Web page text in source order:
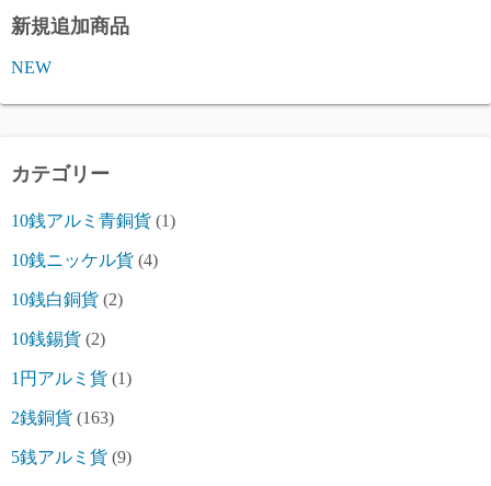
新規追加商品
NEW
カテゴリー
10銭アルミ青銅貨 (1)
10銭ニッケル貨 (4)
10銭白銅貨 (2)
10銭錫貨 (2)
1円アルミ貨 (1)
2銭銅貨 (163)
5銭アルミ貨 (9)